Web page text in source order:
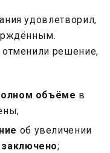
удовлетворил,
отменили решение,
объёме в
об увеличении
заключено;